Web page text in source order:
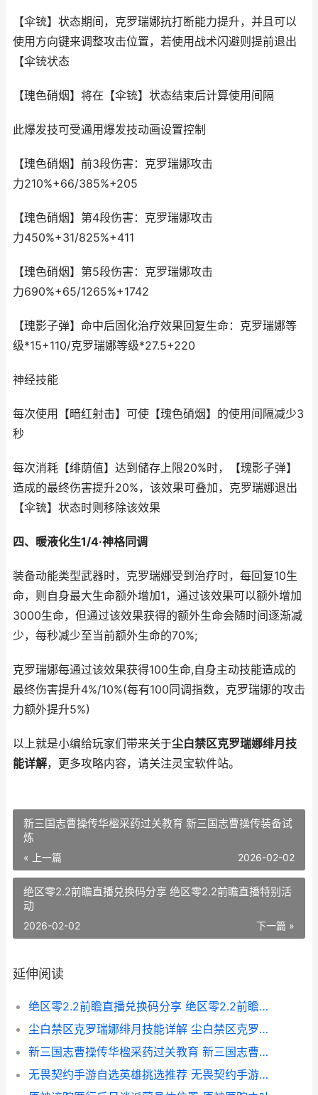
【伞铳】状态期间，克罗瑞娜抗打断能力提升，并且可以
使用方向键来调整攻击位置，若使用战术闪避则提前退出
【伞铳状态
【瑰色硝烟】将在【伞铳】状态结束后计算使用间隔
此爆发技可受通用爆发技动画设置控制
【瑰色硝烟】前 3 段伤害：克罗瑞娜攻击
力 210%+66 / 385%+205
【瑰色硝烟】第 4 段伤害：克罗瑞娜攻击
力 450%+31 / 825%+411
【瑰色硝烟】第 5 段伤害：克罗瑞娜攻击
力 690%+65 / 1265%+1742
【瑰影子弹】命中后固化治疗效果回复生命：克罗瑞娜等
级* 15+110 /克罗瑞娜等级* 27.5+220
神经技能
每次使用【暗红射击】可使【瑰色硝烟】的使用间隔减少3
秒
每次消耗【绯荫值】达到储存上限20%时，【瑰影子弹】
造成的最终伤害提升20%，该效果可叠加，克罗瑞娜退出
【伞铳】状态时则移除该效果
四、暖液化生1/4·神格同调
装备动能类型武器时，克罗瑞娜受到治疗时，每回复10生
命，则自身最大生命额外增加1，通过该效果可以额外增加
3000生命，但通过该效果获得的额外生命会随时间逐渐减
少，每秒减少至当前额外生命的70%;
克罗瑞娜每通过该效果获得100生命,自身主动技能造成的
最终伤害提升4%/10%(每有100同调指数，克罗瑞娜的攻击
力额外提升5%)
以上就是小编给玩家们带来关于尘白禁区克罗瑞娜绯月技
能详解，更多攻略内容，请关注灵宝软件站。
新三国志曹操传华楹采药过关教育 新三国志曹操传装备试
炼
« 上一篇 2026-02-02
绝区零2.2前瞻直播兑换码分享 绝区零2.2前瞻直播特别活
动
下一篇 »
2026-02-02
延伸阅读
绝区零2.2前瞻直播兑换码分享 绝区零2.2前瞻直播特别活动
尘白禁区克罗瑞娜绯月技能详解 尘白禁区克罗瑞娜·吉诺拉的庄园叫什么
新三国志曹操传华楹采药过关教育 新三国志曹操传装备试炼
无畏契约手游自选英雄挑选推荐 无畏契约手游自定义